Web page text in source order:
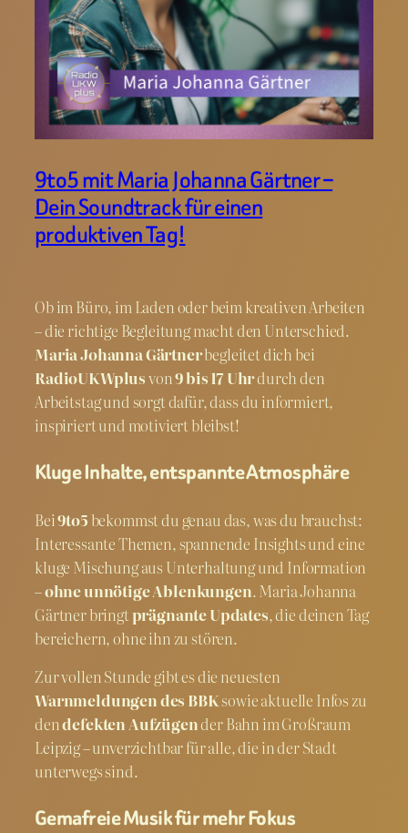
9to5 mit Maria Johanna Gärtner –
Dein Soundtrack für einen
produktiven Tag!
Ob im Büro, im Laden oder beim kreativen Arbeiten
– die richtige Begleitung macht den Unterschied.
Maria Johanna Gärtnerbegleitet dich bei
RadioUKWplusvon9 bis 17 Uhrdurch den
Arbeitstag und sorgt dafür, dass du informiert,
inspiriert und motiviert bleibst!
Kluge Inhalte, entspannte Atmosphäre
Bei9to5 bekommst du genau das, was du brauchst:
Interessante Themen, spannende Insights und eine
kluge Mischung aus Unterhaltung und Information
–ohne unnötige Ablenkungen. Maria Johanna
Gärtner bringt prägnante Updates, die deinen Tag
bereichern, ohne ihn zu stören.
Zur vollen Stunde gibt es die neuesten
Warnmeldungen des BBKsowie aktuelle Infos zu
dendefekten Aufzügender Bahn im Großraum
Leipzig – unverzichtbar für alle, die in der Stadt
unterwegs sind.
Gemafreie Musik für mehr Fokus